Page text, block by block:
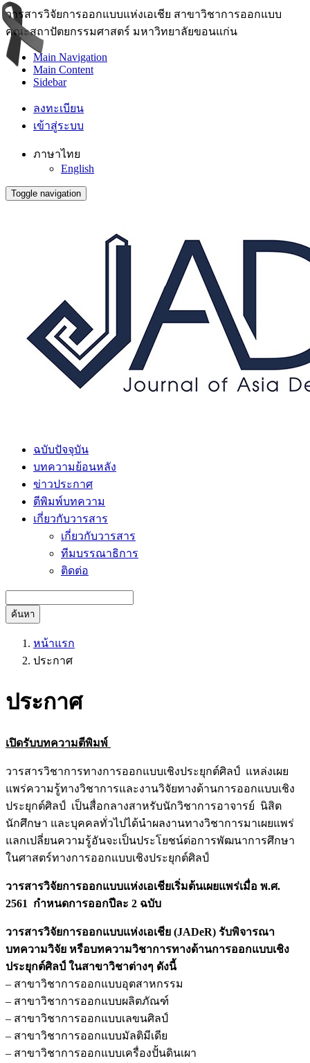
วารสารวิจัยการออกแบบแห่งเอเชีย สาขาวิชาการออกแบบ
คณะสถาปัตยกรรมศาสตร์ มหาวิทยาลัยขอนแก่น
Main Navigation
Main Content
Sidebar
ลงทะเบียน
เข้าสู่ระบบ
ภาษาไทย
English
Toggle navigation
ฉบับปัจจุบัน
บทความย้อนหลัง
ข่าวประกาศ
ตีพิมพ์บทความ
เกี่ยวกับวารสาร
เกี่ยวกับวารสาร
ทีมบรรณาธิการ
ติดต่อ
ค้นหา
หน้าแรก
ประกาศ
ประกาศ
เปิดรับบทความตีพิมพ์
วารสารวิชาการทางการออกแบบเชิงประยุกต์ศิลป์ แหล่งเผย
แพร่ความรู้ทางวิชาการและงานวิจัยทางด้านการออกแบบเชิง
ประยุกต์ศิลป์ เป็นสื่อกลางสาหรับนักวิชาการอาจารย์ นิสิต
นักศึกษา และบุคคลทั่วไปได้นำผลงานทางวิชาการมาเผยแพร่
แลกเปลี่ยนความรู้อันจะเป็นประโยชน์ต่อการพัฒนาการศึกษา
ในศาสตร์ทางการออกแบบเชิงประยุกต์ศิลป์
วารสารวิจัยการออกแบบแห่งเอเชียเริ่มต้นเผยแพร่เมื่อ พ.ศ.
2561 กำหนดการออกปีละ 2 ฉบับ
วารสารวิจัยการออกแบบแห่งเอเชีย (JADeR) รับพิจารณา
บทความวิจัย หรือบทความวิชาการทางด้านการออกแบบเชิง
ประยุกต์ศิลป์ ในสาขาวิชาต่างๆ ดังนี้
– สาขาวิชาการออกแบบอุตสาหกรรม
– สาขาวิชาการออกแบบผลิตภัณฑ์
– สาขาวิชาการออกแบบเลขนศิลป์
– สาขาวิชาการออกแบบมัลติมีเดีย
– สาขาวิชาการออกแบบเครื่องปั้นดินเผา